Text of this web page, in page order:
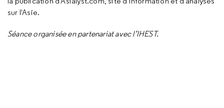
sur l'Asie.
Séance organisée en partenariat avec l’IHEST.